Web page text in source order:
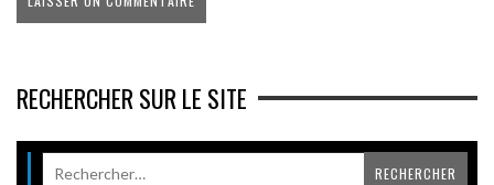
RECHERCHER SUR LE SITE